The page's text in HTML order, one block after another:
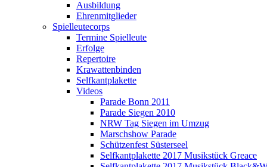
Ausbildung
Ehrenmitglieder
Spielleutecorps
Termine Spielleute
Erfolge
Repertoire
Krawattenbinden
Selfkantplakette
Videos
Parade Bonn 2011
Parade Siegen 2010
NRW Tag Siegen im Umzug
Marschshow Parade
Schützenfest Süsterseel
Selfkantplakette 2017 Musikstück Greace